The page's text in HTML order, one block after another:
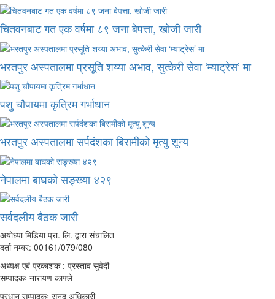
चितवनबाट गत एक वर्षमा ८९ जना बेपत्ता, खोजी जारी
भरतपुर अस्पतालमा प्रसूति शय्या अभाव, सुत्केरी सेवा ‘म्याट्रेस’ मा
पशु चौपायमा कृत्रिम गर्भाधान
भरतपुर अस्पतालमा सर्पदंशका बिरामीको मृत्यु शून्य
नेपालमा बाघको सङ्ख्या ४२९
सर्वदलीय बैठक जारी
अयोध्या मिडिया प्रा. लि. द्वारा संचालित
दर्ता नम्बर: 00161/079/080
अध्यक्ष एबं प्रकाशक : प्रस्ताव सुवेदी
सम्पादकः नारायण काफ्ले
प्रधान सम्पादकः सनद अधिकारी